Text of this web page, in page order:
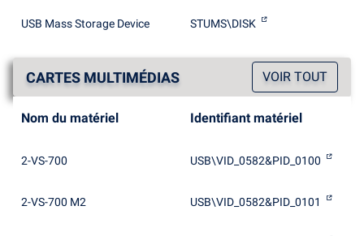
USB Mass Storage Device STUMS\DISK
CARTES MULTIMÉDIAS VOIR TOUT
Nom du matériel Identifiant matériel
2-VS-700 USB\VID_0582&PID_0100
2-VS-700 M2 USB\VID_0582&PID_0101